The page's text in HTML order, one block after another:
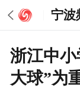
宁波
浙江中
大球”为